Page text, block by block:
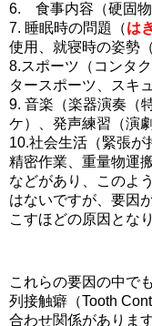
6. 食事内容（硬固物
7. 睡眠時の問題（は
使用、就寝時の姿勢
8.スポーツ（コンタ
タースポーツ、スキ
9. 音楽（楽器演奏（
ケ）、発声練習（演劇
10.社会生活（緊張が
精密作業、重量物運
などがあり、このよ
はないですが、要因
こすほどの原因とな
これらの要因の中で
列接触癖（Tooth
合わせ関係があります